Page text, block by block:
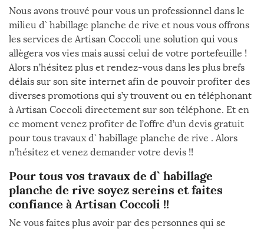
Nous avons trouvé pour vous un professionnel dans le
milieu d` habillage planche de rive et nous vous offrons
les services de Artisan Coccoli une solution qui vous
allègera vos vies mais aussi celui de votre portefeuille !
Alors n’hésitez plus et rendez-vous dans les plus brefs
délais sur son site internet afin de pouvoir profiter des
diverses promotions qui s’y trouvent ou en téléphonant
à Artisan Coccoli directement sur son téléphone. Et en
ce moment venez profiter de l’offre d’un devis gratuit
pour tous travaux d` habillage planche de rive . Alors
n’hésitez et venez demander votre devis !!
Pour tous vos travaux de d` habillage
planche de rive soyez sereins et faites
confiance à Artisan Coccoli !!
Ne vous faites plus avoir par des personnes qui se